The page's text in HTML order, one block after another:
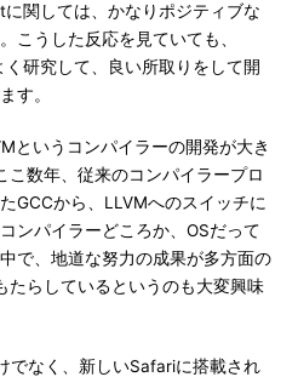
に関しては、かなりポジティブな
こうした反応を見ていても、
研究して、良い所取りをして開
す。
というコンパイラーの開発が大き
こ数年、従来のコンパイラープロ
GCCから、LLVMへのスイッチに
ンパイラーどころか、OSだって
で、地道な努力の成果が多方面の
たらしているというのも大変興味
なく、新しいSafariに搭載され